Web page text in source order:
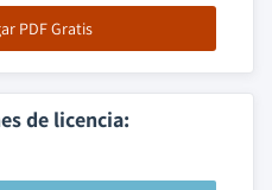
PDF Gratis
de licencia: